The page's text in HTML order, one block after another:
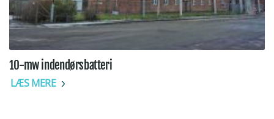
10-mw indendørsbatteri
LÆS MERE